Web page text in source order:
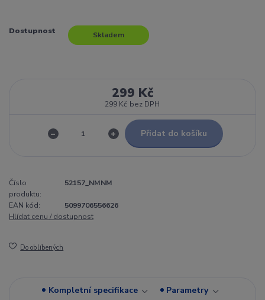
Dostupnost Skladem
299 Kč
299 Kč bez DPH
Přidat do košíku
Číslo
produktu:
52157_NMNM
EAN kód:
5099706556626
Hlídat cenu / dostupnost
Do oblíbených
Kompletní specifikace
Parametry